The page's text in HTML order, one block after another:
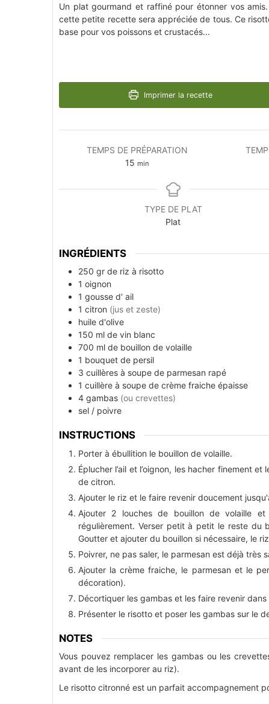
Un plat gourmand et raffiné pour étonner vos
cette petite recette sera appréciée de tous. Ce
base pour vos poissons et crustacés...
Imprimer la recette
TEMPS DE PRÉPARATION
15 min
TYPE DE PLAT
Plat
INGRÉDIENTS
250 gr de riz à risotto
1 oignon
1 gousse d' ail
1 citron (jus et zeste)
huile d'olive
150 ml de vin blanc
700 ml de bouillon de volaille
1 bouquet de persil
3 cuillères à soupe de parmesan rapé
1 cuillère à soupe de crème fraiche épaisse
4 gambas (ou crevettes)
sel / poivre
INSTRUCTIONS
Porter à ébullition le bouillon de volaille.
Éplucher l’ail et l’oignon, les hacher finement
de citron.
Ajouter le riz et le faire revenir doucement
Ajouter 2 louches de bouillon de volaille
régulièrement. Verser petit à petit le reste du
Goutter et ajouter du bouillon si nécessaire, le
Poivrer, ne pas saler, le parmesan est déjà très
Ajouter la crème fraiche, le parmesan et le
décoration).
Décortiquer les gambas et les faire revenir
Présenter le risotto et poser les gambas sur le
NOTES
Vous pouvez remplacer les gambas ou les
avant de les incorporer au riz).
Le risotto citronné est un parfait accompagnement